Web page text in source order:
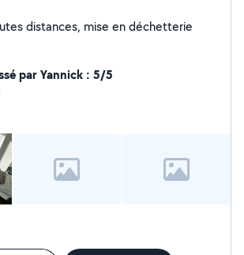
Manutention toutes distances, mise en déchetterie
par Yannick : 5/5